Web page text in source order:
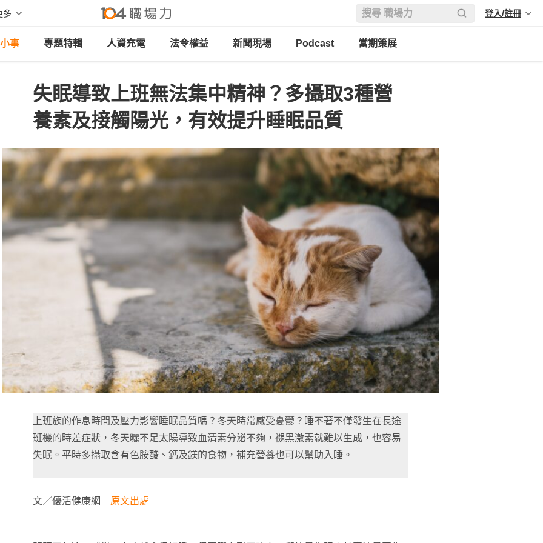
多 登入/註冊
事 專題特輯 人資充電 法令權益 新聞現場 Podcast 當期策展
失眠導致上班無法集中精神？多攝取3種營
養素及接觸陽光，有效提升睡眠品質
上班族的作息時間及壓力影響睡眠品質嗎？冬天時常感受憂鬱？睡不著不僅發生在長途
班機的時差症狀，冬天曬不足太陽導致血清素分泌不夠，褪黑激素就難以生成，也容易
失眠。平時多攝取含有色胺酸、鈣及鎂的食物，補充營養也可以幫助入睡。
文／優活健康網 原文出處